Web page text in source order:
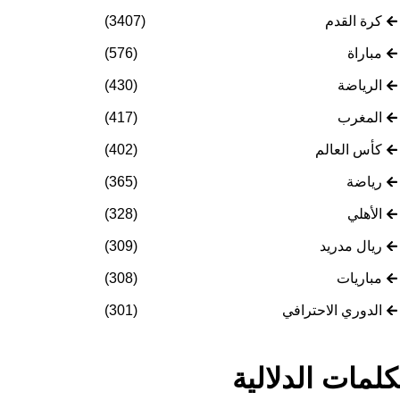
كرة القدم (3407)
مباراة (576)
الرياضة (430)
المغرب (417)
كأس العالم (402)
رياضة (365)
الأهلي (328)
ريال مدريد (309)
مباريات (308)
الدوري الاحترافي (301)
الدلالية